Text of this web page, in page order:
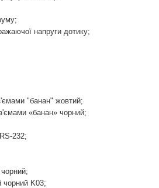
напруги дотику;
"банан" жовтий;
«банан» чорний;
232;
чорний K03;